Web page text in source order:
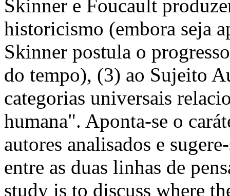
Skinner e Foucault
historicismo (embora seja
Skinner postula o
do tempo), (3) ao Sujeito
categorias universais
humana". Aponta-se o
autores analisados e
entre as duas linhas de
study is to discuss where